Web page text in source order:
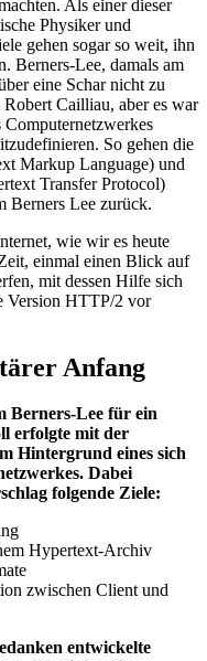
Als einer dieser
Physiker und
gehen sogar so weit, ihn
Berners-Lee, damals am
eine Schar nicht zu
Cailliau, aber es war
So gehen die
Markup Language) und
Transfer Protocol)
Berners Lee zurück.
wie wir es heute
einmal einen Blick auf
mit dessen Hilfe sich
Version HTTP/2 vor
Anfang
Berners-Lee für ein
erfolgte mit der
Hintergrund eines sich
Dabei
folgende Ziele:
Hypertext-Archiv
zwischen Client und
entwickelte